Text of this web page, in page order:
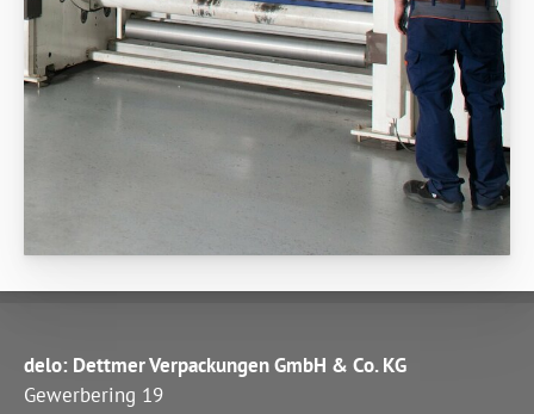
delo: Dettmer Verpackungen GmbH & Co. KG
Gewerbering 19